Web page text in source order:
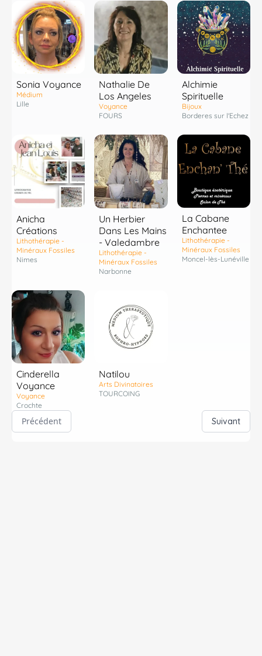
Sonia Voyance
Médium
Lille
Nathalie De
Los Angeles
Voyance
FOURS
Alchimie
Spirituelle
Bijoux
Borderes sur l'Echez
Anicha
Créations
Lithothérapie -
Minéraux Fossiles
Nimes
Un Herbier
Dans Les Mains
- Valedambre
Lithothérapie -
Minéraux Fossiles
Narbonne
La Cabane
Enchantee
Lithothérapie -
Minéraux Fossiles
Moncel-lès-Lunéville
Cinderella
Voyance
Voyance
Crochte
Natilou
Arts Divinatoires
TOURCOING
Précédent Suivant